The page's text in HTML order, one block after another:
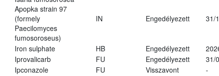
Apopka strain 97
(formely
Paecilomyces
fumosoroseus)
IN Engedélyezett 31/
Iron sulphate HB Engedélyezett
Iprovalicarb
FU Engedélyezett
31/
Ipconazole
FU Visszavont
-